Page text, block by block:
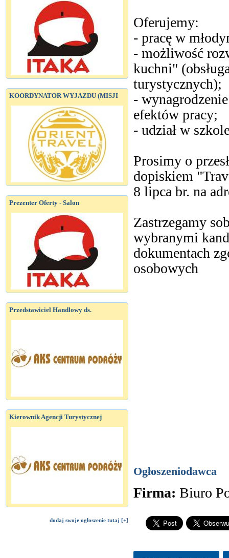
KOORDYNATOR WYJAZDU (MISJI
Prezenter Oferty - Salon
Przedstawiciel Handlowy ds.
Kierownik Agencji Turystycznej
dodaj swoje ogłoszenie tutaj [+]
Oferujemy:
- pracę w
- możliwość
kuchni"
turystycznych);
-
efektów pracy;
- udział w
Prosimy o
dopiskiem
8 lipca br. na
Zastrzegamy
wybranymi
dokumentach
osobowych
Ogłoszeniodawca
Firma: Biuro